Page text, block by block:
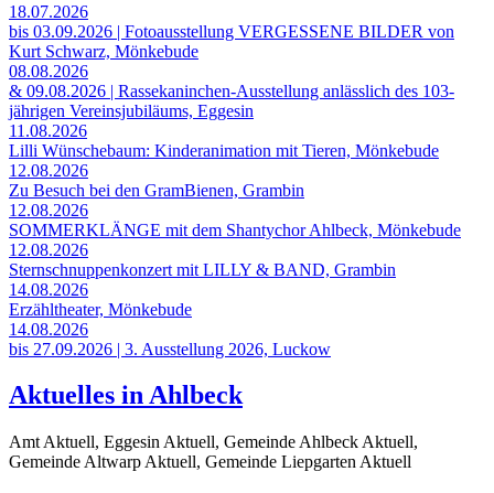
18.07.2026
bis 03.09.2026 | Fotoausstellung VERGESSENE BILDER von
Kurt Schwarz, Mönkebude
08.08.2026
& 09.08.2026 | Rassekaninchen-Ausstellung anlässlich des 103-
jährigen Vereinsjubiläums, Eggesin
11.08.2026
Lilli Wünschebaum: Kinderanimation mit Tieren, Mönkebude
12.08.2026
Zu Besuch bei den GramBienen, Grambin
12.08.2026
SOMMERKLÄNGE mit dem Shantychor Ahlbeck, Mönkebude
12.08.2026
Sternschnuppenkonzert mit LILLY & BAND, Grambin
14.08.2026
Erzähltheater, Mönkebude
14.08.2026
bis 27.09.2026 | 3. Ausstellung 2026, Luckow
Aktuelles in Ahlbeck
Amt Aktuell, Eggesin Aktuell, Gemeinde Ahlbeck Aktuell,
Gemeinde Altwarp Aktuell, Gemeinde Liepgarten Aktuell